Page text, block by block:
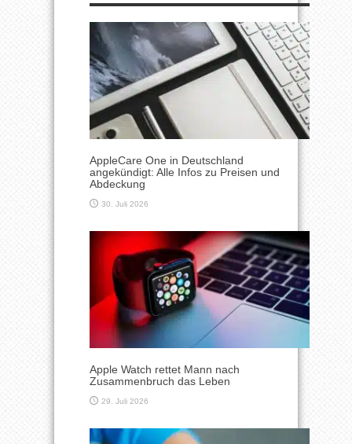
AppleCare One in Deutschland
angekündigt: Alle Infos zu Preisen und
Abdeckung
30. Juli 2026
Apple Watch rettet Mann nach
Zusammenbruch das Leben
29. Juli 2026